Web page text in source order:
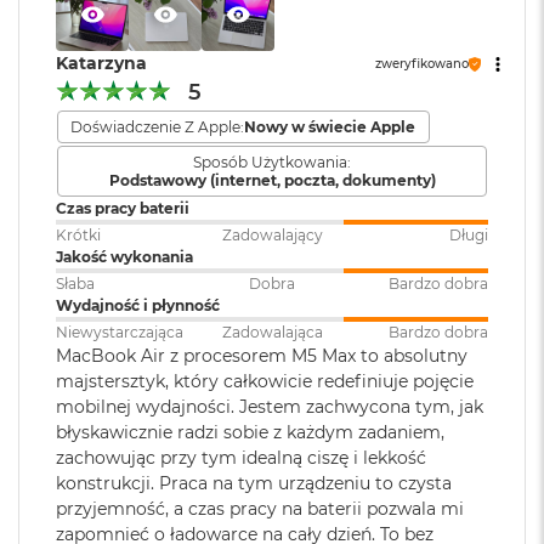
ś
c
i
d
y
s
k
M
a
c
B
o
o
k
A
i
r
2
5
6
G
B
Wyświetlacz
Wyświetlacz Liquid Retina
Wyświetlacz o przekątnej 13,6 cala z podświetleniem LED, w
technologii IPS1
Rozdzielczość natywna 2560 na 1664 piksele przy 224 pikselach na
Jasność 500 nitów
Kolory
Możliwość wyświetlania miliarda kolorów
Szeroka gama kolorów (P3)
Technologia True Tone
Kamera
internetowa
Kamera 12MP Center Stage z
Litowo-polimerowa
Pojemność baterii
Szybkie ładowanie
Możliwość szybkiego ładowania
zasilaczem USB-C o mocy 70W
Ładowanie i
rozbudowa:
Dwa porty Thunderbolt 4
(USB‑C) obsługujące:
Ładowanie,DisplayPort,
Thunderbolt 4 (do 40 Gb/s),
Katarzyna zweryfikowano
5
Doświadczenie Z Apple:Nowy w świecie Apple
Sposób Użytkowania:
Podstawowy (internet, poczta, dokumenty)
Czas pracy baterii
Krótki
Zadowalający
Długi
Jakość wykonania
Słaba
Dobra
Bardzo dobra
Wydajność i płynność
Niewystarczająca
Zadowalająca Bardzo dobra
MacBook Air z procesorem M5 Max to absolutny
majstersztyk, który całkowicie redefiniuje pojęcie
mobilnej wydajności. Jestem zachwycona tym, jak
błyskawicznie radzi sobie z każdym zadaniem,
zachowując przy tym idealną ciszę i lekkość
konstrukcji. Praca na tym urządzeniu to czysta
przyjemność, a czas pracy na baterii pozwala mi
zapomnieć o ładowarce na cały dzień. To bez